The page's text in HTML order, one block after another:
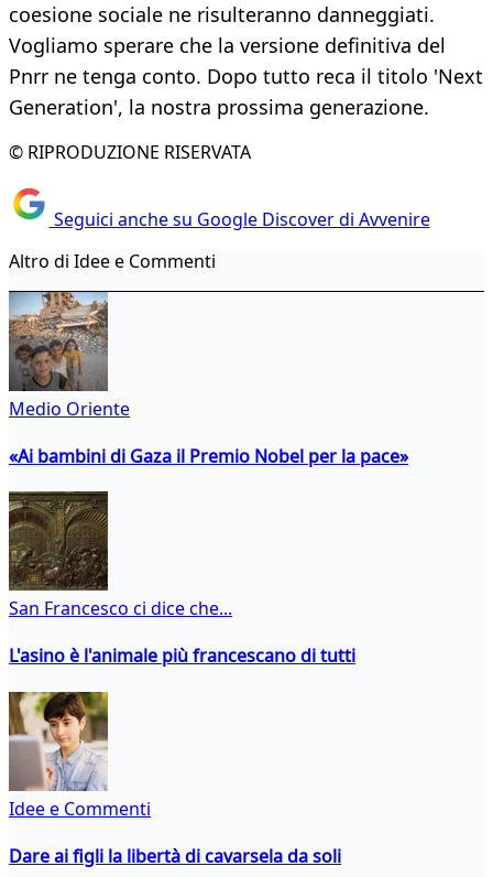
coesione sociale ne risulteranno danneggiati.
Vogliamo sperare che la versione definitiva del
Pnrr ne tenga conto. Dopo tutto reca il titolo 'Next
Generation', la nostra prossima generazione.
© RIPRODUZIONE RISERVATA
Seguici anche su Google Discover di Avvenire
Altro di Idee e Commenti
Medio Oriente
«Ai bambini di Gaza il Premio Nobel per la pace»
San Francesco ci dice che...
L'asino è l'animale più francescano di tutti
Idee e Commenti
Dare ai figli la libertà di cavarsela da soli